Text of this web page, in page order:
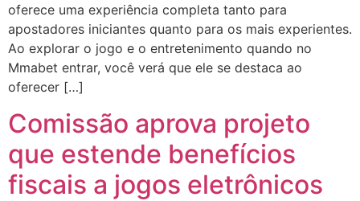
oferece uma experiência completa tanto para
apostadores iniciantes quanto para os mais experientes.
Ao explorar o jogo e o entretenimento quando no
Mmabet entrar, você verá que ele se destaca ao
oferecer […]
Comissão aprova projeto
que estende benefícios
fiscais a jogos eletrônicos